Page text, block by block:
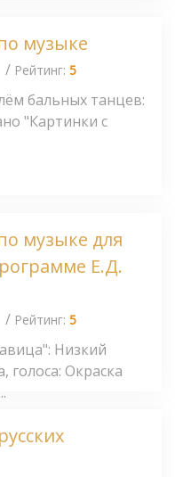
музыке
/ Рейтинг: 5
бальных танцев:
"Картинки с
музыке для
Е.Д.
/ Рейтинг: 5
Низкий
голоса: Окраска